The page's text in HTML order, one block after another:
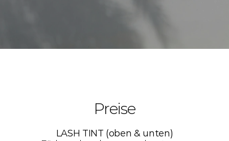
Preise
LASH TINT (oben & unten)